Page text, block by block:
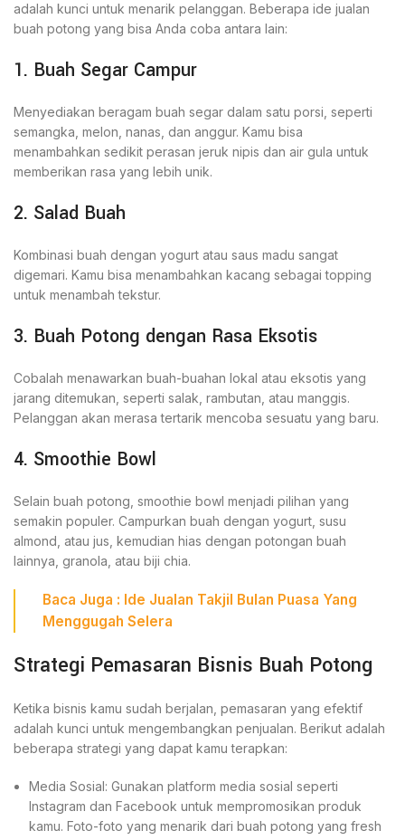
adalah kunci untuk menarik pelanggan. Beberapa ide jualan
buah potong yang bisa Anda coba antara lain:
1. Buah Segar Campur
Menyediakan beragam buah segar dalam satu porsi, seperti
semangka, melon, nanas, dan anggur. Kamu bisa
menambahkan sedikit perasan jeruk nipis dan air gula untuk
memberikan rasa yang lebih unik.
2. Salad Buah
Kombinasi buah dengan yogurt atau saus madu sangat
digemari. Kamu bisa menambahkan kacang sebagai topping
untuk menambah tekstur.
3. Buah Potong dengan Rasa Eksotis
Cobalah menawarkan buah-buahan lokal atau eksotis yang
jarang ditemukan, seperti salak, rambutan, atau manggis.
Pelanggan akan merasa tertarik mencoba sesuatu yang baru.
4. Smoothie Bowl
Selain buah potong, smoothie bowl menjadi pilihan yang
semakin populer. Campurkan buah dengan yogurt, susu
almond, atau jus, kemudian hias dengan potongan buah
lainnya, granola, atau biji chia.
Baca Juga : Ide Jualan Takjil Bulan Puasa Yang
Menggugah Selera
Strategi Pemasaran Bisnis Buah Potong
Ketika bisnis kamu sudah berjalan, pemasaran yang efektif
adalah kunci untuk mengembangkan penjualan. Berikut adalah
beberapa strategi yang dapat kamu terapkan:
Media Sosial: Gunakan platform media sosial seperti
Instagram dan Facebook untuk mempromosikan produk
kamu. Foto-foto yang menarik dari buah potong yang fresh